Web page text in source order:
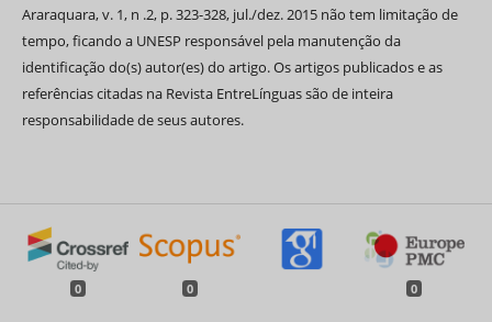
Araraquara, v. 1, n .2, p. 323-328, jul./dez. 2015 não tem limitação de
tempo, ficando a UNESP responsável pela manutenção da
identificação do(s) autor(es) do artigo. Os artigos publicados e as
referências citadas na Revista EntreLínguas são de inteira
responsabilidade de seus autores.
0 0 0